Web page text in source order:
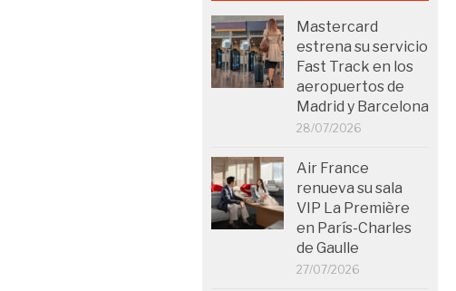
Mastercard
estrena su servicio
Fast Track en los
aeropuertos de
Madrid y Barcelona
28/07/2026
Air France
renueva su sala
VIP La Première
en París-Charles
de Gaulle
27/07/2026